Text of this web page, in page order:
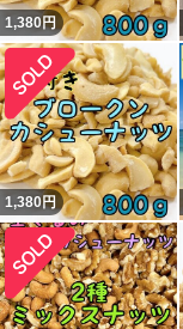
1,380円
1,380円